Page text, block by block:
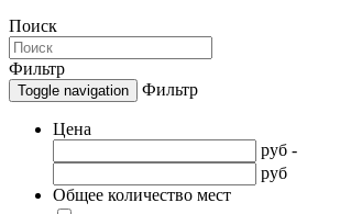
Поиск
Фильтр
Toggle navigation Фильтр
Цена
руб -
руб
Общее количество мест